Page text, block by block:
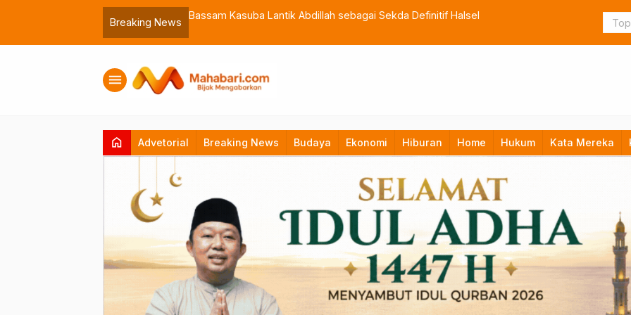
Breaking News
Bassam Kasuba Lantik Abdillah sebagai Sekda Definitif Halsel TNI
menu
home Advetorial Breaking News Budaya Ekonomi Hiburan Home Hukum Kata Mereka